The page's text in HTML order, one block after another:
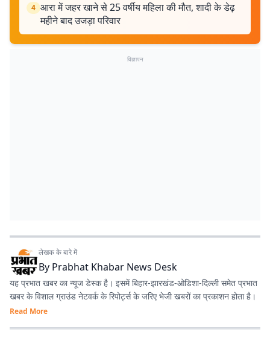
4 आरा में जहर खाने से 25 वर्षीय महिला की मौत, शादी के डेढ़
महीने बाद उजड़ा परिवार
विज्ञापन
लेखक के बारे में
By Prabhat Khabar News Desk
यह प्रभात खबर का न्यूज डेस्क है। इसमें बिहार-झारखंड-ओडिशा-दिल्‍ली समेत प्रभात
खबर के विशाल ग्राउंड नेटवर्क के रिपोर्ट्स के जरिए भेजी खबरों का प्रकाशन होता है।
Read More